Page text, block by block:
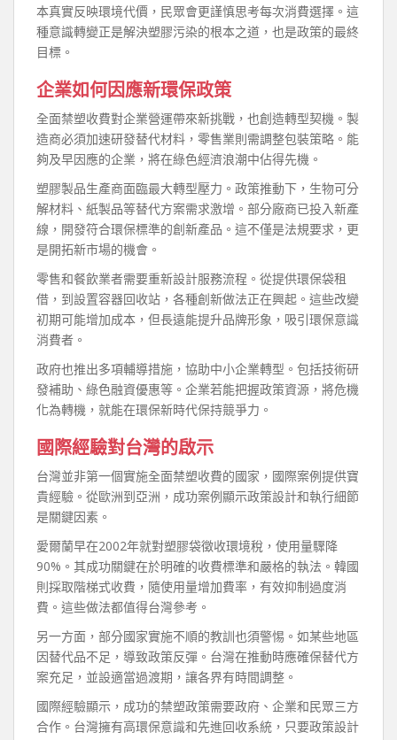
本真實反映環境代價，民眾會更謹慎思考每次消費選擇。這
種意識轉變正是解決塑膠污染的根本之道，也是政策的最終
目標。
企業如何因應新環保政策
全面禁塑收費對企業營運帶來新挑戰，也創造轉型契機。製
造商必須加速研發替代材料，零售業則需調整包裝策略。能
夠及早因應的企業，將在綠色經濟浪潮中佔得先機。
塑膠製品生產商面臨最大轉型壓力。政策推動下，生物可分
解材料、紙製品等替代方案需求激增。部分廠商已投入新產
線，開發符合環保標準的創新產品。這不僅是法規要求，更
是開拓新市場的機會。
零售和餐飲業者需要重新設計服務流程。從提供環保袋租
借，到設置容器回收站，各種創新做法正在興起。這些改變
初期可能增加成本，但長遠能提升品牌形象，吸引環保意識
消費者。
政府也推出多項輔導措施，協助中小企業轉型。包括技術研
發補助、綠色融資優惠等。企業若能把握政策資源，將危機
化為轉機，就能在環保新時代保持競爭力。
國際經驗對台灣的啟示
台灣並非第一個實施全面禁塑收費的國家，國際案例提供寶
貴經驗。從歐洲到亞洲，成功案例顯示政策設計和執行細節
是關鍵因素。
愛爾蘭早在2002年就對塑膠袋徵收環境稅，使用量驟降
90%。其成功關鍵在於明確的收費標準和嚴格的執法。韓國
則採取階梯式收費，隨使用量增加費率，有效抑制過度消
費。這些做法都值得台灣參考。
另一方面，部分國家實施不順的教訓也須警惕。如某些地區
因替代品不足，導致政策反彈。台灣在推動時應確保替代方
案充足，並設適當過渡期，讓各界有時間調整。
國際經驗顯示，成功的禁塑政策需要政府、企業和民眾三方
合作。台灣擁有高環保意識和先進回收系統，只要政策設計